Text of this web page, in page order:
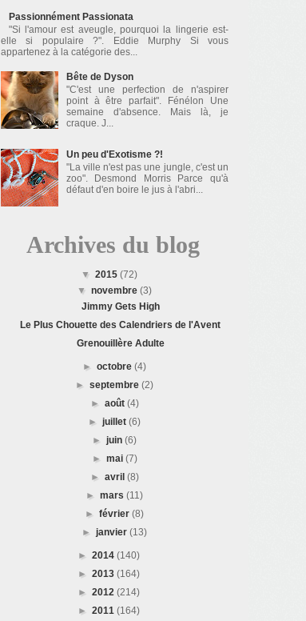
Passionnément Passionata
"Si l'amour est aveugle, pourquoi la lingerie est-
elle si populaire ?". Eddie Murphy Si vous
appartenez à la catégorie des...
Bête de Dyson
"C'est une perfection de n'aspirer
point à être parfait". Fénélon Une
semaine d'absence. Mais là, je
craque. J...
Un peu d'Exotisme ?!
"La ville n'est pas une jungle, c'est un
zoo". Desmond Morris Parce qu'à
défaut d'en boire le jus à l'abri...
Archives du blog
▼ 2015 (72)
▼novembre(3)
Jimmy Gets High
Le Plus Chouette des Calendriers de l'Avent
Grenouillère Adulte
►octobre(4)
►septembre(2)
► août (4)
► juillet(6)
► juin(6)
► mai (7)
► avril (8)
►mars(11)
►février(8)
► janvier(13)
► 2014 (140)
► 2013 (164)
► 2012 (214)
► 2011 (164)